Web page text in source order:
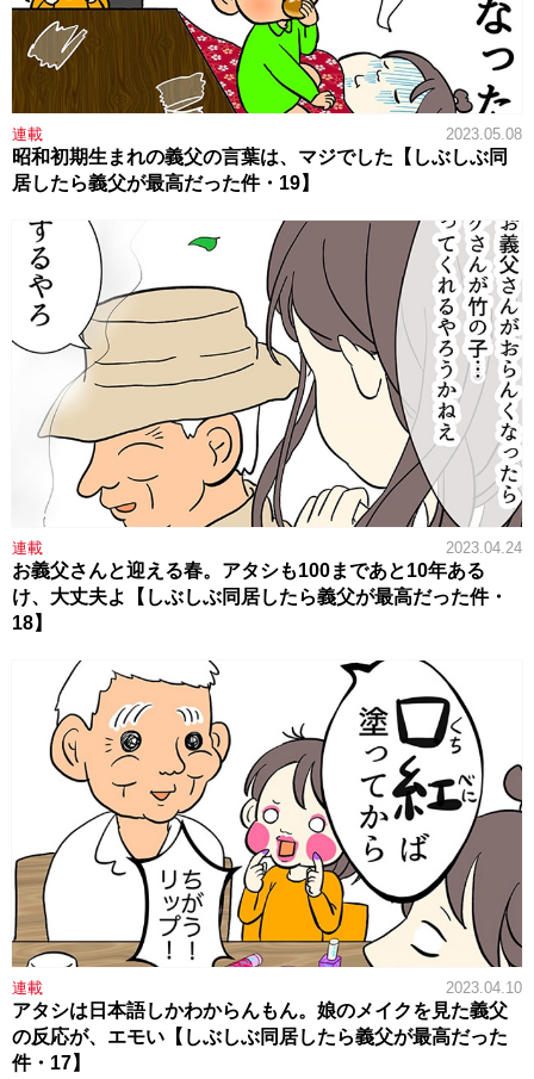
連載 2023.05.08
昭和初期生まれの義父の言葉は、マジでした【しぶしぶ同
居したら義父が最高だった件・19】
連載 2023.04.24
お義父さんと迎える春。アタシも100まであと10年ある
け、大丈夫よ【しぶしぶ同居したら義父が最高だった件・
18】
連載 2023.04.10
アタシは日本語しかわからんもん。娘のメイクを見た義父
の反応が、エモい【しぶしぶ同居したら義父が最高だった
件・17】